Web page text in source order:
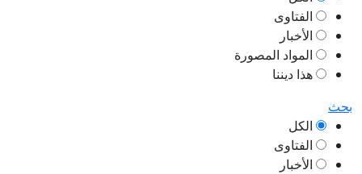
الفتاوى
الأخبار
المواد المصورة
هذا ديننا
بحث
الكل
الفتاوى
الأخبار